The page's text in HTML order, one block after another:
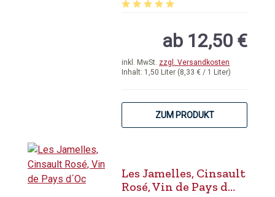
Inhalt: 1,50 Liter (8,33 € / 1 Liter)
inkl. MwSt. zzgl. Versandkosten
ab 12,50 €
ZUM PRODUKT
Les Jamelles, Cinsault
Rosé, Vin de Pays d